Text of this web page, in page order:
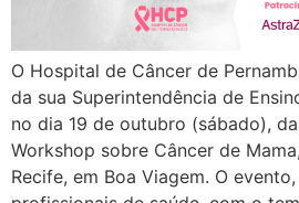
O Hospital de Câncer de
da sua Superintendência de
no dia 19 de outubro (sábado),
Workshop sobre Câncer de
Recife, em Boa Viagem. O